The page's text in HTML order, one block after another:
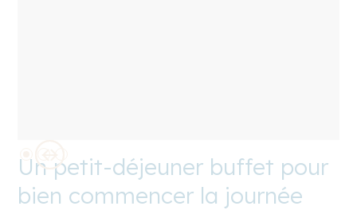
Un petit-déjeuner buffet pour
bien commencer la journée